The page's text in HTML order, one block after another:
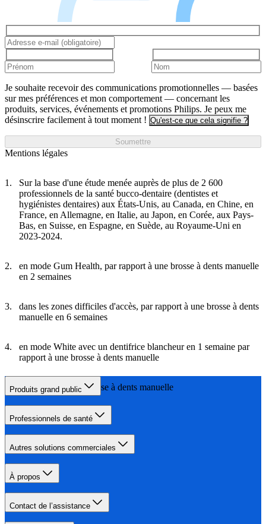
Je souhaite recevoir des communications promotionnelles — basées
sur mes préférences et mon comportement — concernant les
produits, services, événements et promotions Philips. Je peux me
désinscrire facilement à tout moment ! Qu'est-ce que cela signifie ?
Soumettre
Mentions légales
Sur la base d'une étude menée auprès de plus de 2 600
professionnels de la santé bucco-dentaire (dentistes et
hygiénistes dentaires) aux États-Unis, au Canada, en Chine, en
France, en Allemagne, en Italie, au Japon, en Corée, aux Pays-
Bas, en Suisse, en Espagne, en Suède, au Royaume-Uni en
2023-2024.
en mode Gum Health, par rapport à une brosse à dents manuelle
en 2 semaines
dans les zones difficiles d'accès, par rapport à une brosse à dents
manuelle en 6 semaines
en mode White avec un dentifrice blancheur en 1 semaine par
rapport à une brosse à dents manuelle
par rapport à une brosse à dents manuelle
Produits grand public
Professionnels de santé
Autres solutions commerciales
À propos
Contact de l’assistance